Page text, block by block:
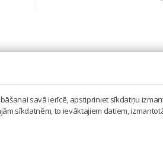
savā ierīcē, apstipriniet sīkdatņu
sīkdatnēm, to ievāktajiem datiem,